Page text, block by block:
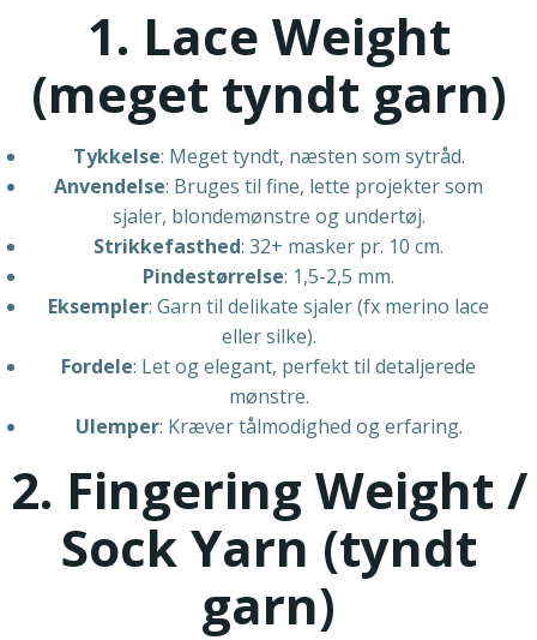
1. Lace Weight
(meget tyndt garn)
Tykkelse: Meget tyndt, næsten som sytråd.
Anvendelse: Bruges til fine, lette projekter som
sjaler, blondemønstre og undertøj.
Strikkefasthed: 32+ masker pr. 10 cm.
Pindestørrelse: 1,5-2,5 mm.
Eksempler: Garn til delikate sjaler (fx merino lace
eller silke).
Fordele: Let og elegant, perfekt til detaljerede
mønstre.
Ulemper: Kræver tålmodighed og erfaring.
2. Fingering Weight /
Sock Yarn (tyndt
garn)